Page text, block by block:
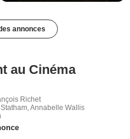
annonces
au Cinéma
Richet
Annabelle Wallis